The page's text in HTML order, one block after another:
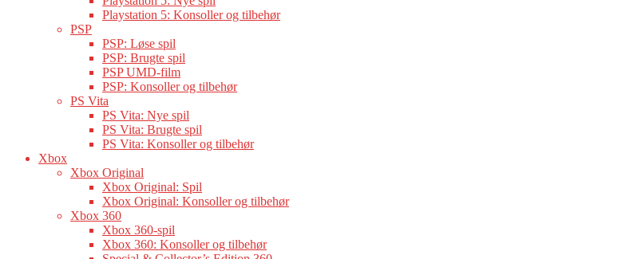
Playstation 5: Konsoller og tilbehør
PSP
PSP: Løse spil
PSP: Brugte spil
PSP UMD-film
PSP: Konsoller og tilbehør
PS Vita
PS Vita: Nye spil
PS Vita: Brugte spil
PS Vita: Konsoller og tilbehør
Xbox
Xbox Original
Xbox Original: Spil
Xbox Original: Konsoller og tilbehør
Xbox 360
Xbox 360-spil
Xbox 360: Konsoller og tilbehør